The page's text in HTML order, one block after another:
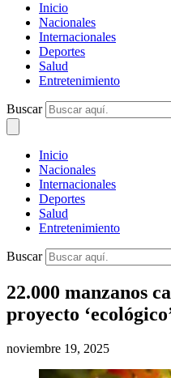
Inicio
Nacionales
Internacionales
Deportes
Salud
Entretenimiento
Buscar
Inicio
Nacionales
Internacionales
Deportes
Salud
Entretenimiento
Buscar
22.000 manzanos
proyecto
noviembre 19, 2025